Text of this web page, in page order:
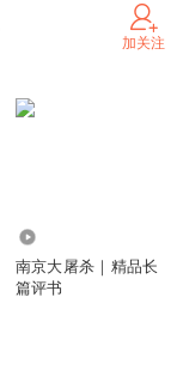
加关注
南京大屠杀｜精品长
篇评书